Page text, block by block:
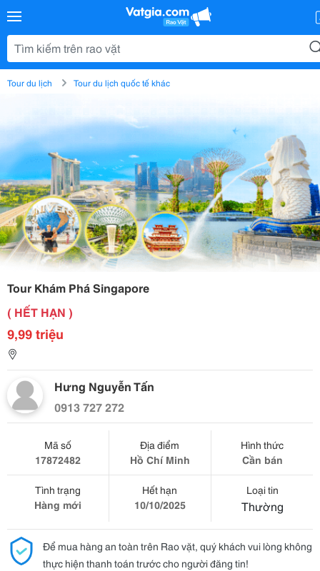
Tour du lịch Tour du lịch quốc tế khác
Tour Khám Phá Singapore
( HẾT HẠN )
9,99 triệu
Hưng Nguyễn Tấn
0913 727 272
Mã số
17872482
Địa điểm
Hồ Chí Minh
Hình thức
Cần bán
Tình trạng
Hàng mới
Hết hạn
10/10/2025
Loại tin
Thường
Để mua hàng an toàn trên Rao vặt, quý khách vui lòng không
thực hiện thanh toán trước cho người đăng tin!